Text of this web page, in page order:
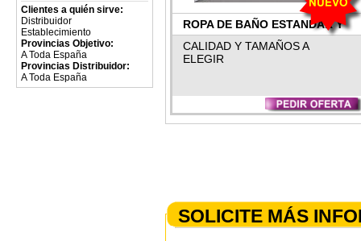
Clientes a quién sirve:
Distribuidor
Establecimiento
Provincias Objetivo:
A Toda España
Provincias Distribuidor:
A Toda España
ROPA DE BAÑO ESTANDAR Y
PERSONALIZADA
CALIDAD Y TAMAÑOS A
ELEGIR
SOLICITE MÁS